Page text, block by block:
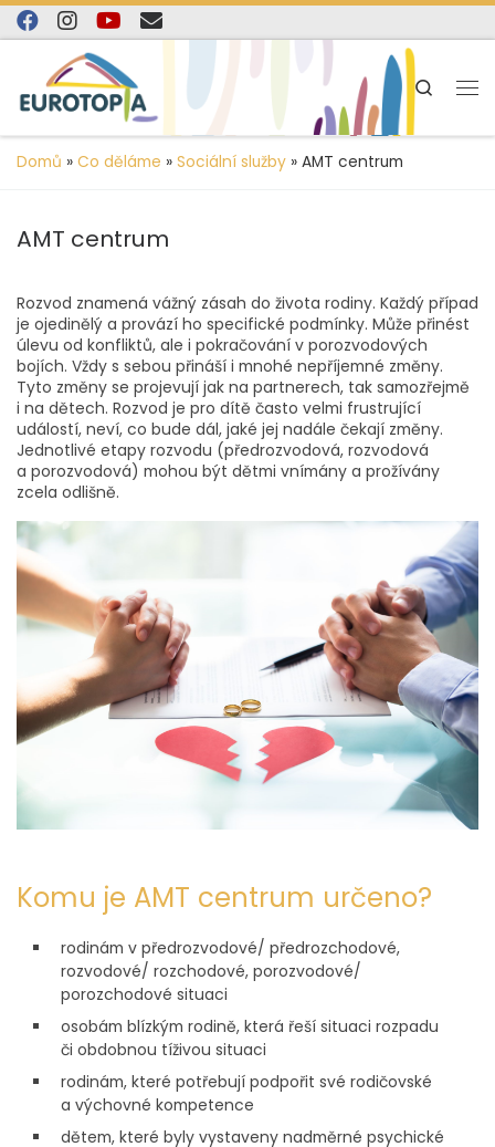
content
Skip to content
Search
Domů » Co děláme » Sociální služby » AMT centrum
AMT centrum
Rozvod znamená vážný zásah do života rodiny. Každý případ
je ojedinělý a provází ho specifické podmínky. Může přinést
úlevu od konfliktů, ale i pokračování v porozvodových
bojích. Vždy s sebou přináší i mnohé nepříjemné změny.
Tyto změny se projevují jak na partnerech, tak samozřejmě
i na dětech. Rozvod je pro dítě často velmi frustrující
událostí, neví, co bude dál, jaké jej nadále čekají změny.
Jednotlivé etapy rozvodu (předrozvodová, rozvodová
a porozvodová) mohou být dětmi vnímány a prožívány
zcela odlišně.
Komu je AMT centrum určeno?
rodinám v předrozvodové/ předrozchodové,
rozvodové/ rozchodové, porozvodové/
porozchodové situaci
osobám blízkým rodině, která řeší situaci rozpadu
či obdobnou tíživou situaci
rodinám, které potřebují podpořit své rodičovské
a výchovné kompetence
dětem, které byly vystaveny nadměrné psychické